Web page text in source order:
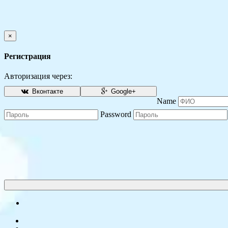
×
Регистрация
Авторизация через:
Вконтакте Google+
Name
Password